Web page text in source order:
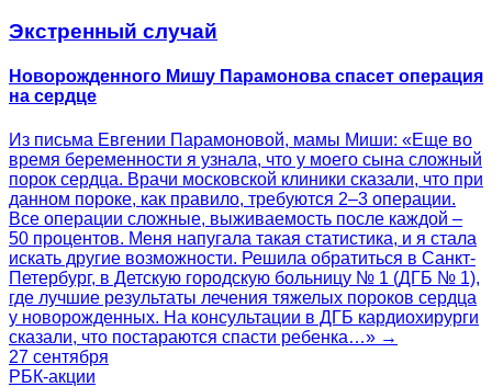
Экстренный случай
Новорожденного Мишу Парамонова спасет операция
на сердце
Из письма Евгении Парамоновой, мамы Миши: «Еще во
время беременности я узнала, что у моего сына сложный
порок сердца. Врачи московской клиники сказали, что при
данном пороке, как правило, требуются 2–3 операции.
Все операции сложные, выживаемость после каждой –
50 процентов. Меня напугала такая статистика, и я стала
искать другие возможности. Решила обратиться в Санкт-
Петербург, в Детскую городскую больницу № 1 (ДГБ № 1),
где лучшие результаты лечения тяжелых пороков сердца
у новорожденных. На консультации в ДГБ кардиохирурги
сказали, что постараются спасти ребенка…» →
27 сентября
РБК-акции